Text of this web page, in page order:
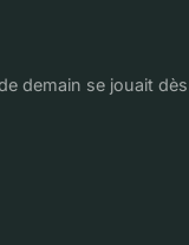
demain se jouait